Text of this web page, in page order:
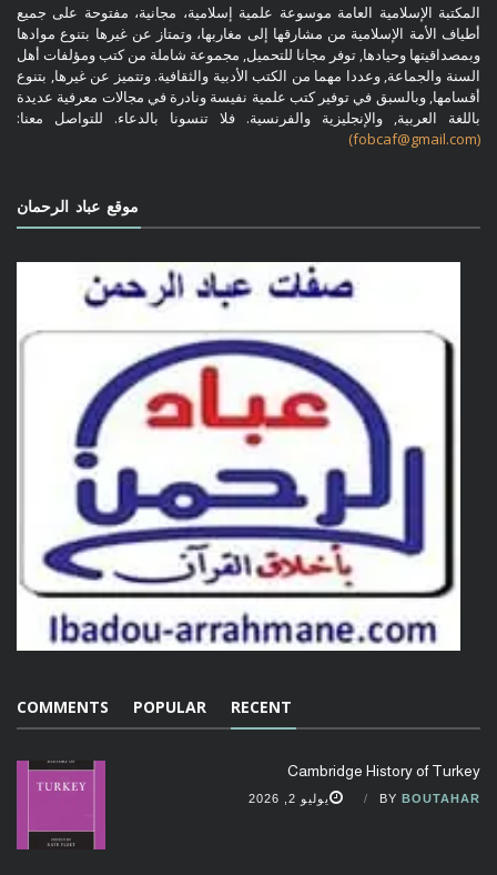
المكتبة الإسلامية العامة موسوعة علمية إسلامية، مجانية، مفتوحة على جميع
أطياف الأمة الإسلامية من مشارقها إلى مغاربها، وتمتاز عن غيرها بتنوع موادها
وبمصداقيتها وحيادها, توفر مجانا للتحميل, مجموعة شاملة من كتب ومؤلفات أهل
السنة والجماعة, وعددا مهما من الكتب الأدبية والثقافية. وتتميز عن غيرها, بتنوع
أقسامها, وبالسبق في توفير كتب علمية نفيسة ونادرة في مجالات معرفية عديدة
باللغة العربية, والإنجليزية والفرنسية. فلا تنسونا بالدعاء. للتواصل معنا:
(fobcaf@gmail.com)
موقع عباد الرحمان
RECENT
POPULAR
COMMENTS
Cambridge History of Turkey
BY BOUTAHAR يوليو 2, 2026